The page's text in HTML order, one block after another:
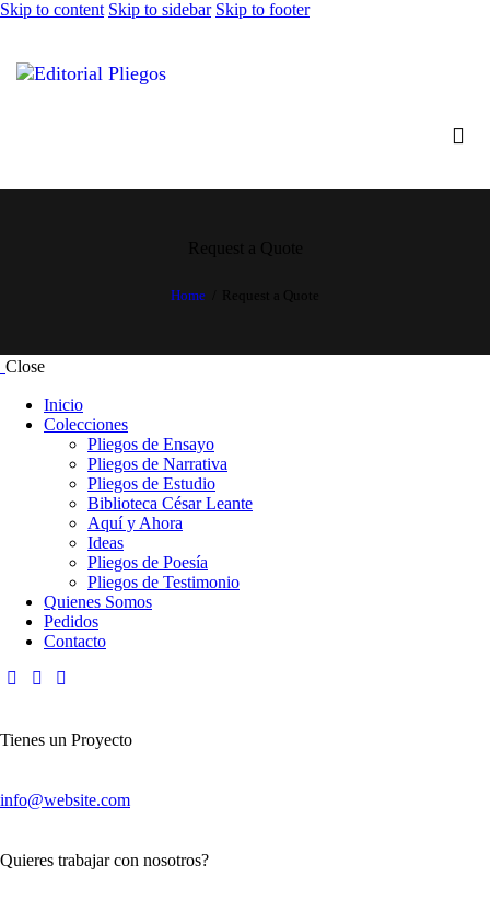
Skip to content Skip to sidebar Skip to footer
Home
Close
Inicio
Colecciones
Pliegos de Ensayo
Pliegos de Narrativa
Pliegos de Estudio
Biblioteca César Leante
Aquí y Ahora
Ideas
Pliegos de Poesía
Pliegos de Testimonio
Quienes Somos
Pedidos
Contacto
Tienes un Proyecto
info@website.com
Quieres trabajar con nosotros?